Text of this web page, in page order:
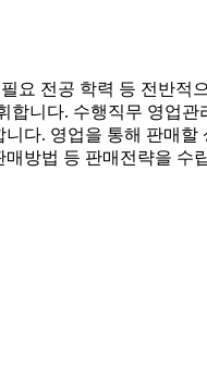
요 전공 학력 등 전반
니다. 수행직무 영업
다. 영업을 통해 판매
방법 등 판매전략을